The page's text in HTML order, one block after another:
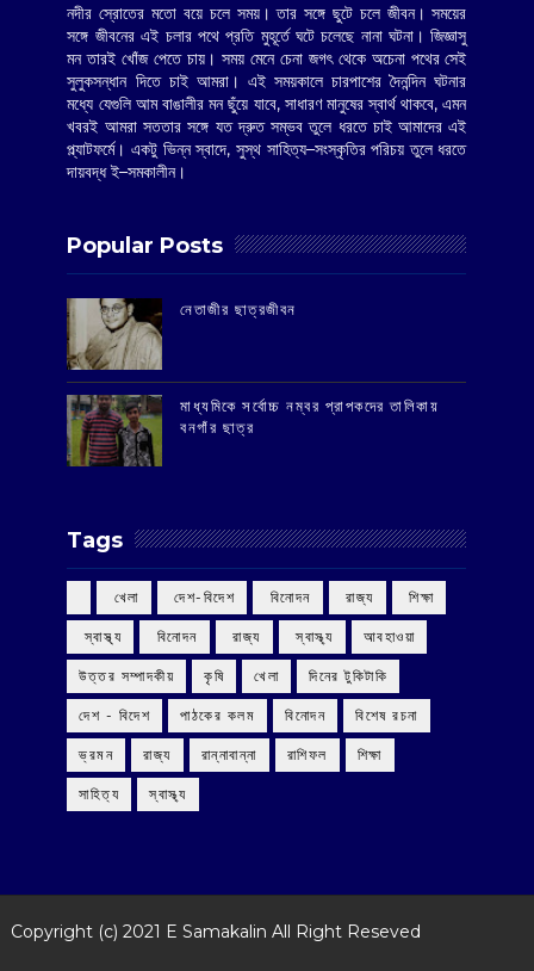
নদীর স্রোতের মতো বয়ে চলে সময়। তার সঙ্গে ছুটে চলে জীবন। সময়ের
সঙ্গে জীবনের এই চলার পথে প্রতি মুহূর্তে ঘটে চলেছে নানা ঘটনা। জিজ্ঞাসু
মন তারই খোঁজ পেতে চায়। সময় মেনে চেনা জগৎ থেকে অচেনা পথের সেই
সুলুকসন্ধান দিতে চাই আমরা। এই সময়কালে চারপাশের দৈনন্দিন ঘটনার
মধ্যে যেগুলি আম বাঙালীর মন ছুঁয়ে যাবে, সাধারণ মানুষের স্বার্থ থাকবে, এমন
খবরই আমরা সততার সঙ্গে যত দ্রুত সম্ভব তুলে ধরতে চাই আমাদের এই
প্ল্যাটফর্মে। একটু ভিন্ন স্বাদে, সুস্থ সাহিত্য–সংস্কৃতির পরিচয় তুলে ধরতে
দায়বদ্ধ ই–সমকালীন।
Popular Posts
‌নেতাজীর ছাত্রজীবন
মাধ্যমিকে সর্বোচ্চ নম্বর প্রাপকদের তালিকায়
বনগাঁর ছাত্র
Tags
‌ খেলা ‌ দেশ-বিদেশ ‌ বিনোদন ‌ রাজ্য ‌ শিক্ষা
‌ স্বাস্থ্য ‌ বিনোদন ‌ রাজ্য ‌ স্বাস্থ্য আবহাওয়া
উত্তর সম্পাদকীয় কৃষি খেলা দিনের টুকিটাকি
দেশ - বিদেশ পাঠকের কলম বিনোদন বিশেষ রচনা
ভ্রমন রাজ্য রান্নাবান্না রাশিফল শিক্ষা
সাহিত্য স্বাস্থ্য
Copyright (c) 2021 E Samakalin All Right Reseved